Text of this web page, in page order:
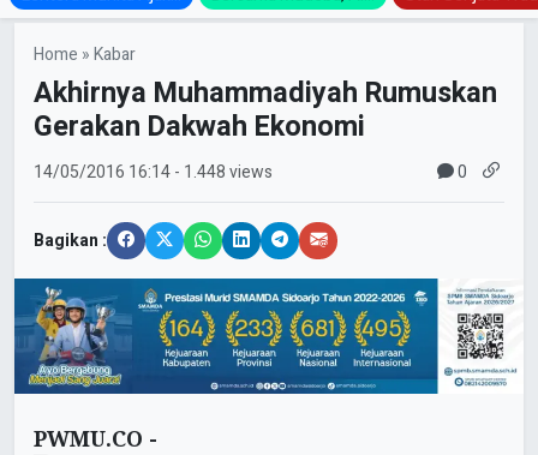
Home »Kabar
Akhirnya Muhammadiyah Rumuskan
Gerakan Dakwah Ekonomi
14/05/2016 16:14- 1.448 views 0
Bagikan :
PWMU.CO -